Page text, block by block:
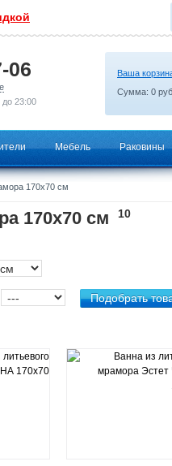
06
до 23:00
Ваша
Сумма: 0 руб.
Мебель Раковины
170х70 см
170х70 см
10